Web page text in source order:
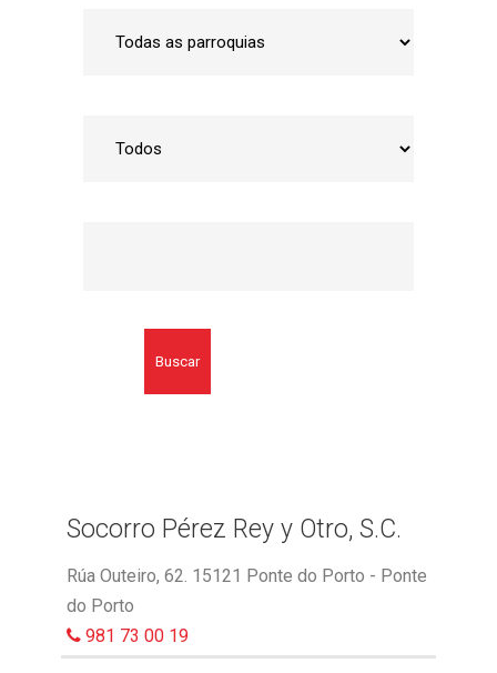
Buscar
Socorro Pérez Rey y Otro, S.C.
Rúa Outeiro, 62. 15121 Ponte do Porto - Ponte
do Porto
981 73 00 19